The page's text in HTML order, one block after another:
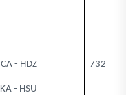
732
- HDZ
- HSU